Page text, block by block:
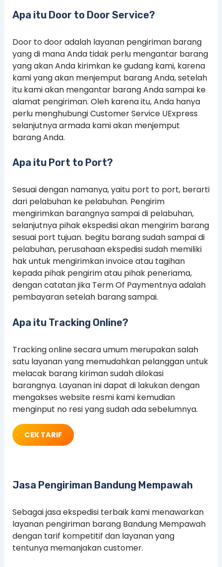
Apa itu Door to Door Service?
Door to door adalah layanan pengiriman barang
yang di mana Anda tidak perlu mengantar barang
yang akan Anda kirimkan ke gudang kami, karena
kami yang akan menjemput barang Anda, setelah
itu kami akan mengantar barang Anda sampai ke
alamat pengiriman. Oleh karena itu, Anda hanya
perlu menghubungi Customer Service UExpress
selanjutnya armada kami akan menjemput
barang Anda.
Apa itu Port to Port?
Sesuai dengan namanya, yaitu port to port, berarti
dari pelabuhan ke pelabuhan. Pengirim
mengirimkan barangnya sampai di pelabuhan,
selanjutnya pihak ekspedisi akan mengirim barang
sesuai port tujuan. begitu barang sudah sampai di
pelabuhan, perusahaan ekspedisi sudah memiliki
hak untuk mengirimkan invoice atau tagihan
kepada pihak pengirim atau pihak peneriama,
dengan catatan jika Term Of Paymentnya adalah
pembayaran setelah barang sampai.
Apa itu Tracking Online?
Tracking online secara umum merupakan salah
satu layanan yang memudahkan pelanggan untuk
melacak barang kiriman sudah dilokasi
barangnya. Layanan ini dapat di lakukan dengan
mengakses website resmi kami kemudian
menginput no resi yang sudah ada sebelumnya.
CEK TARIF
Jasa Pengiriman Bandung Mempawah
Sebagai jasa ekspedisi terbaik kami menawarkan
layanan pengiriman barang Bandung Mempawah
dengan tarif kompetitif dan layanan yang
tentunya memanjakan customer.